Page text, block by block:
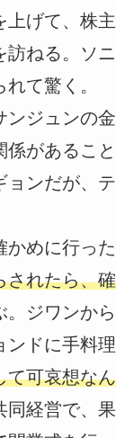
げて、株
訪ねる。ソ
て驚く。
ンジュンの
があるこ
ョンだが、
めに行っ
されたら、
ジワンか
ドに手料理
て可哀想な
経営で、